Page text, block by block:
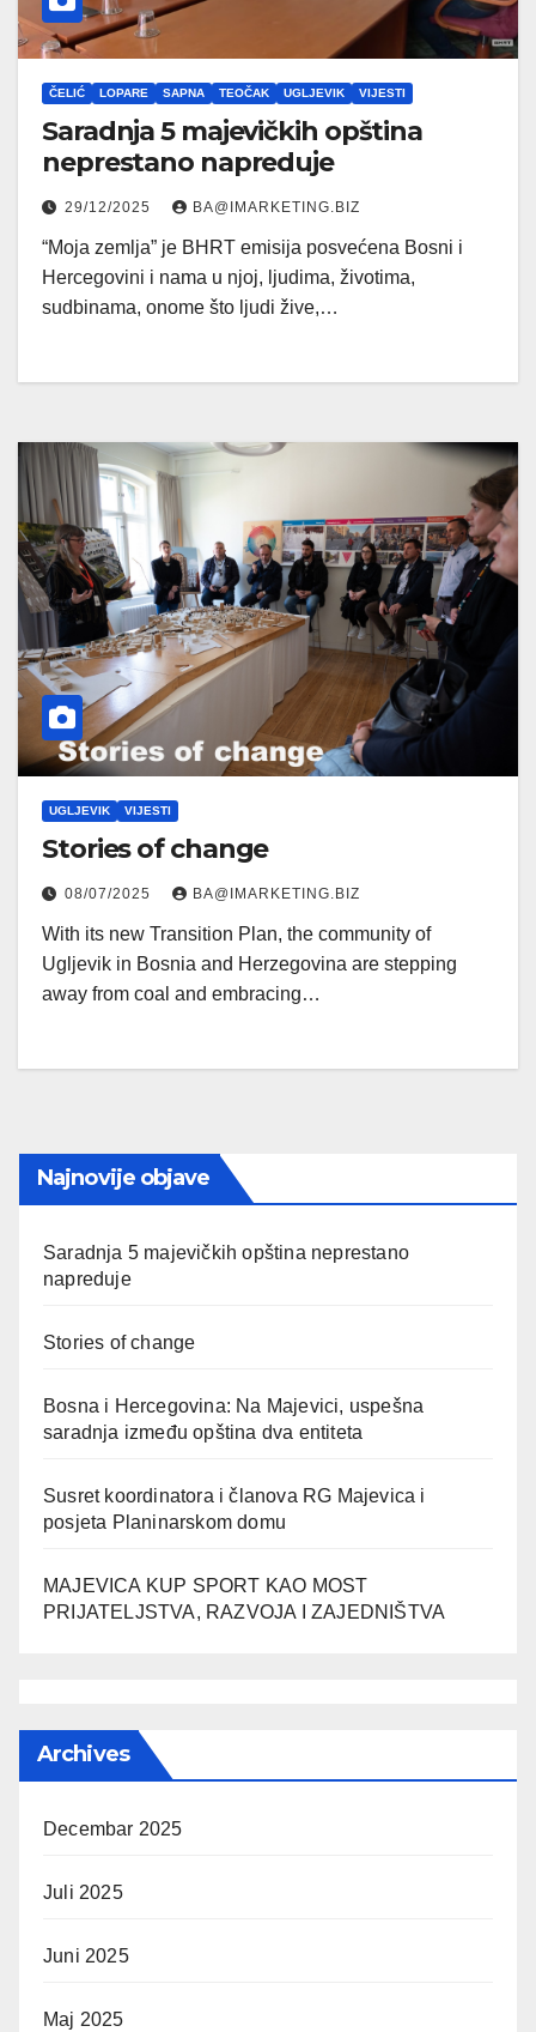
ČELIĆ LOPARE SAPNA TEOČAK UGLJEVIK VIJESTI
Saradnja 5 majevičkih opština
neprestano napreduje
29/12/2025 BA@IMARKETING.BIZ
“Moja zemlja” je BHRT emisija posvećena Bosni i
Hercegovini i nama u njoj, ljudima, životima,
sudbinama, onome što ljudi žive,…
UGLJEVIK VIJESTI
Stories of change
08/07/2025 BA@IMARKETING.BIZ
With its new Transition Plan, the community of
Ugljevik in Bosnia and Herzegovina are stepping
away from coal and embracing…
Najnovije objave
Saradnja 5 majevičkih opština neprestano
napreduje
Stories of change
Bosna i Hercegovina: Na Majevici, uspešna
saradnja između opština dva entiteta
Susret koordinatora i članova RG Majevica i
posjeta Planinarskom domu
MAJEVICA KUP SPORT KAO MOST
PRIJATELJSTVA, RAZVOJA I ZAJEDNIŠTVA
Archives
Decembar 2025
Juli 2025
Juni 2025
Maj 2025